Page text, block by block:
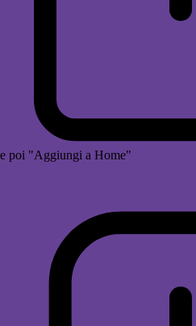
e poi "Aggiungi a Home"